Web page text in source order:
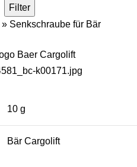
Filter
» Senkschraube für Bär
10 g
Bär Cargolift